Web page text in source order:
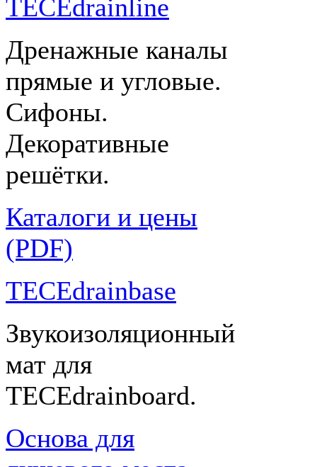
TECEdrainline
Дренажные каналы
прямые и угловые.
Сифоны.
Декоративные
решётки.
Каталоги и цены
(PDF)
TECEdrainbase
Звукоизоляционный
мат для
TECEdrainboard.
Основа для